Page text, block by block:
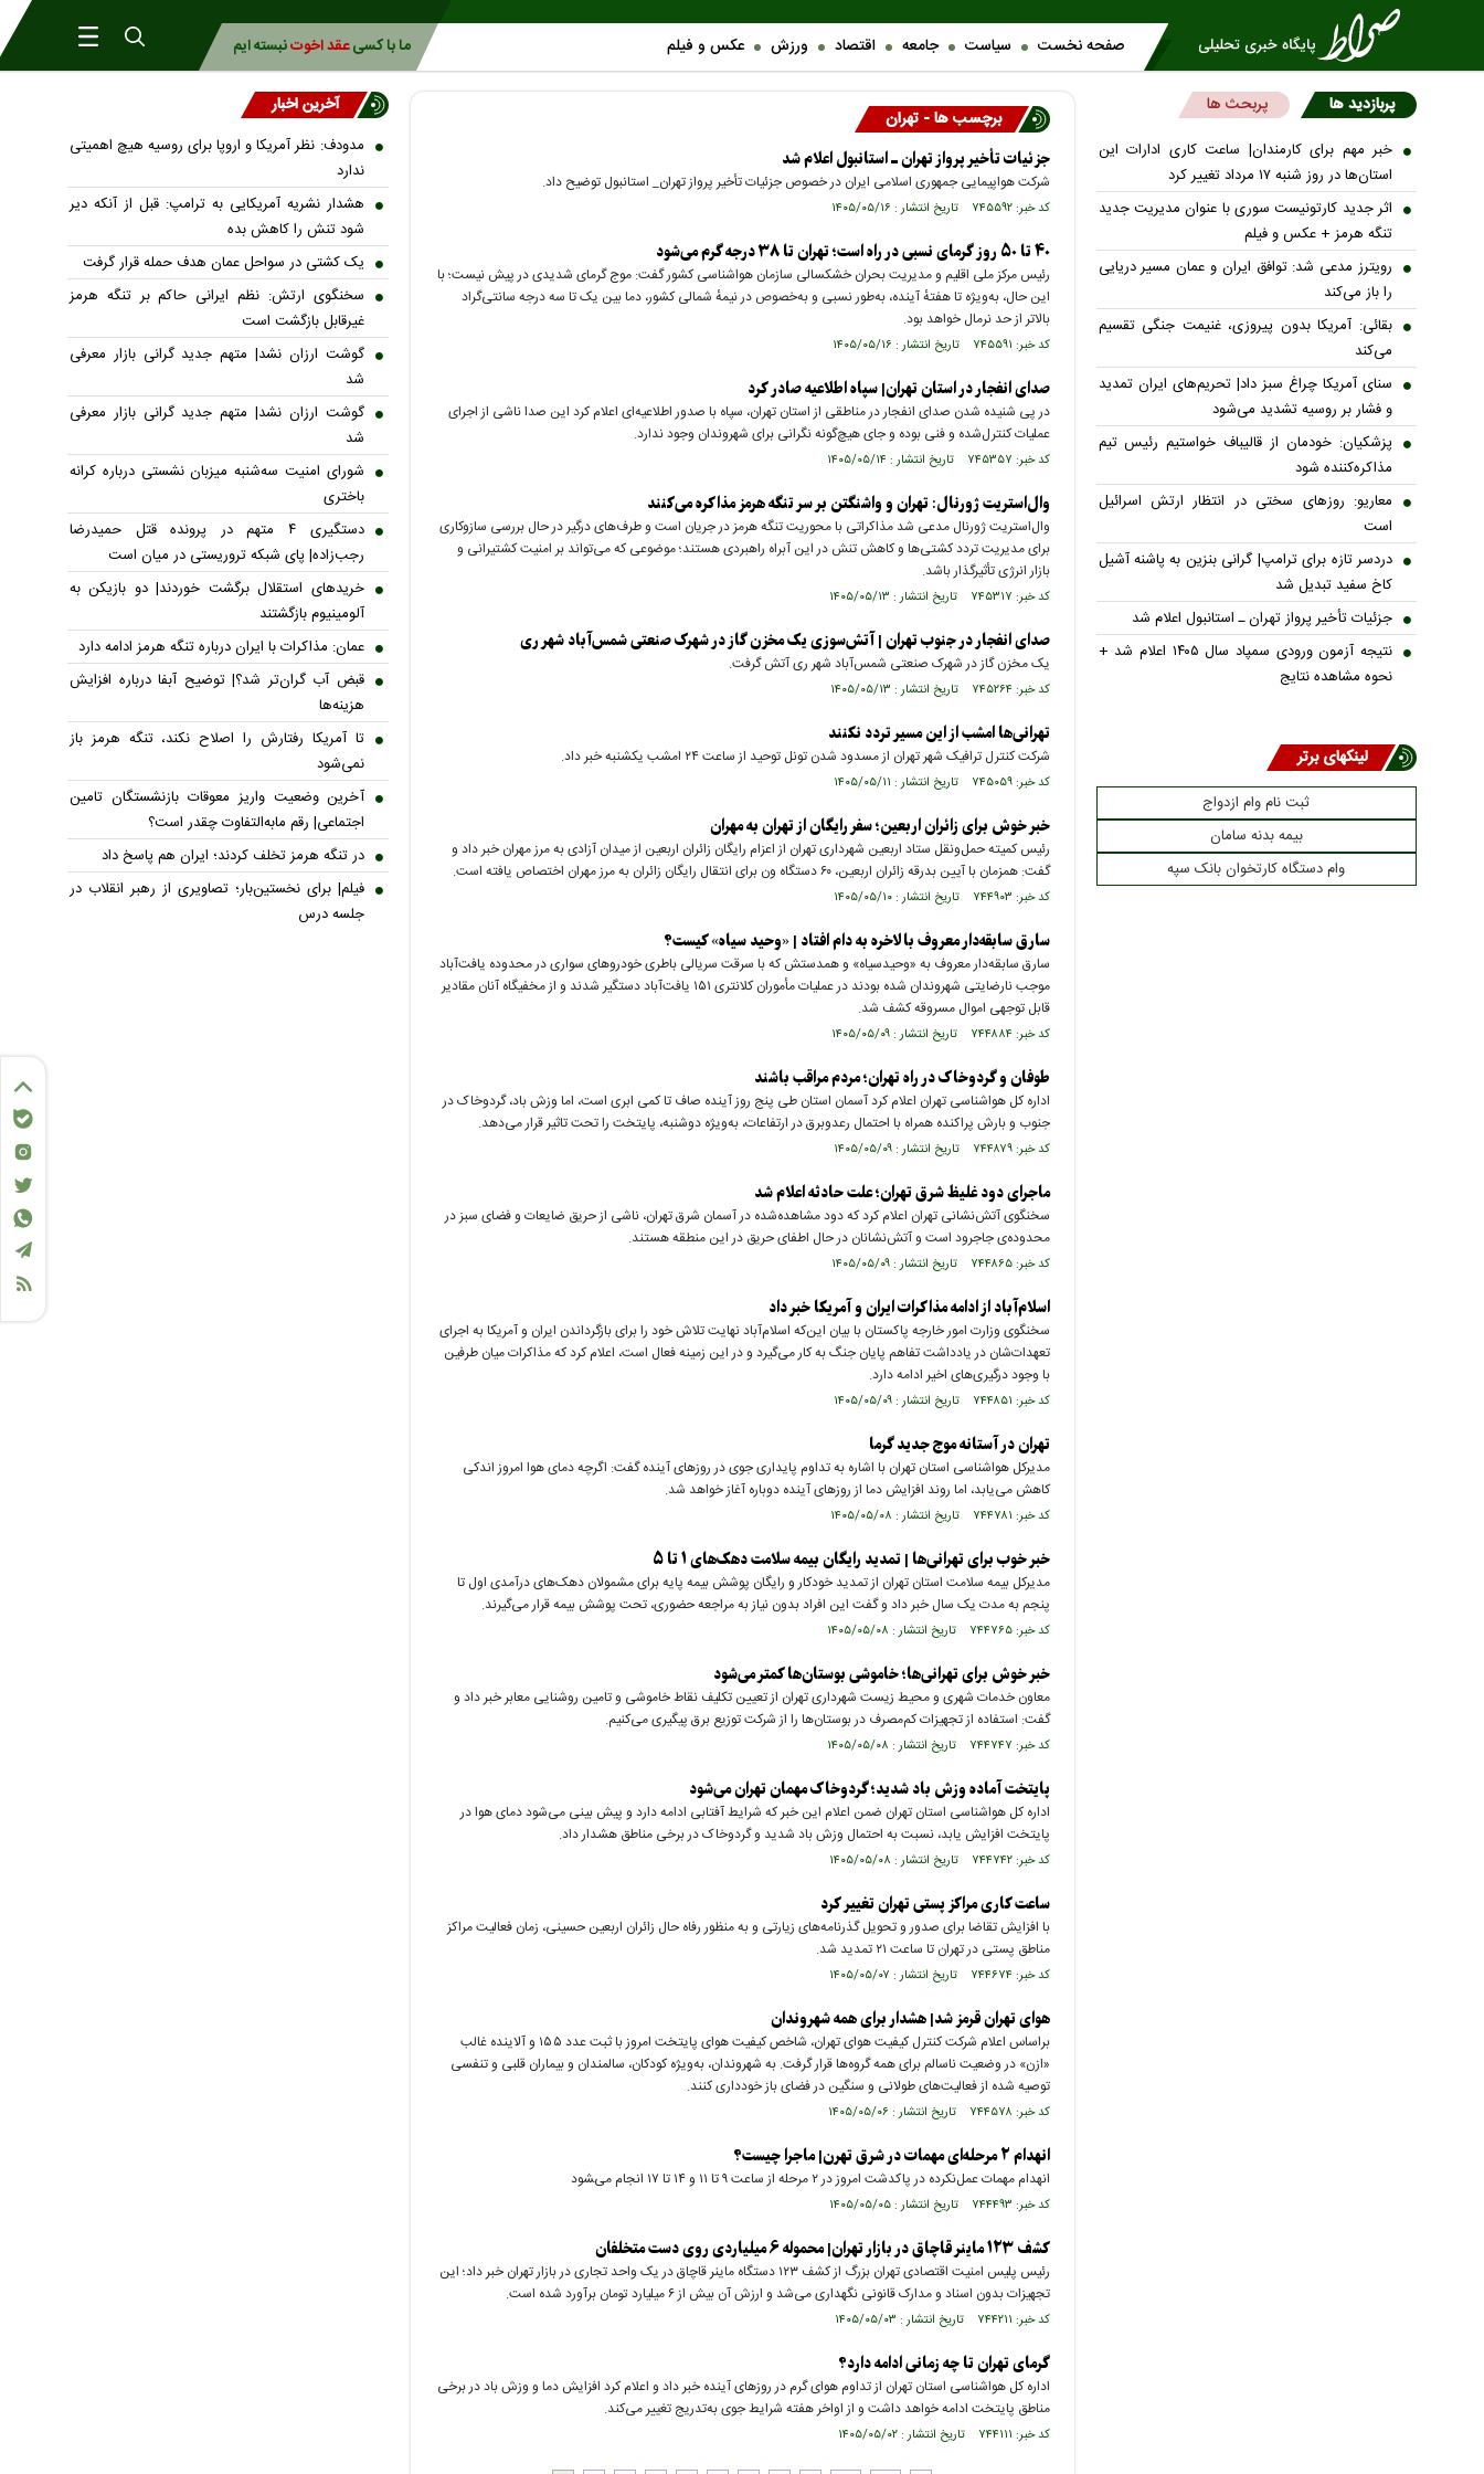
صفحه نخست سیاست جامعه اقتصاد ورزش عکس و فیلم ما با کسیعقد اخوتنبسته ایم
برچسب ها - تهران
جزئیات تأخیر پرواز تهران ـ استانبول اعلام شد
شرکت هواپیمایی جمهوری اسلامی ایران در خصوص جزئیات تأخیر پرواز تهران_ استانبول توضیح داد.
کد خبر: ۷۴۵۵۹۲ تاریخ انتشار : ۱۴۰۵/۰۵/۱۶
۴۰ تا ۵۰ روز گرمای نسبی در راه است؛ تهران تا ۳۸ درجه گرم می‌شود
رئیس مرکز ملی اقلیم و مدیریت بحران خشکسالی سازمان هواشناسی کشور گفت: موج گرمای شدیدی در پیش نیست؛ با
این حال، به‌ویژه تا هفتهٔ آینده، به‌طور نسبی و به‌خصوص در نیمهٔ شمالی کشور، دما بین یک تا سه درجه سانتی‌گراد
بالاتر از حد نرمال خواهد بود.
کد خبر: ۷۴۵۵۹۱ تاریخ انتشار : ۱۴۰۵/۰۵/۱۶
صدای انفجار در استان تهران| سپاه اطلاعیه صادر کرد
در پی شنیده شدن صدای انفجار در مناطقی از استان تهران، سپاه با صدور اطلاعیه‌ای اعلام کرد این صدا ناشی از اجرای
عملیات کنترل‌شده و فنی بوده و جای هیچ‌گونه نگرانی برای شهروندان وجود ندارد.
کد خبر: ۷۴۵۳۵۷ تاریخ انتشار : ۱۴۰۵/۰۵/۱۴
وال‌استریت ژورنال: تهران و واشنگتن بر سر تنگه هرمز مذاکره می‌کنند
وال‌استریت ژورنال مدعی شد مذاکراتی با محوریت تنگه هرمز در جریان است و طرف‌های درگیر در حال بررسی سازوکاری
برای مدیریت تردد کشتی‌ها و کاهش تنش در این آبراه راهبردی هستند؛ موضوعی که می‌تواند بر امنیت کشتیرانی و
بازار انرژی تأثیرگذار باشد.
کد خبر: ۷۴۵۳۱۷ تاریخ انتشار : ۱۴۰۵/۰۵/۱۳
صدای انفجار در جنوب تهران | آتش‌سوزی یک مخزن گاز در شهرک صنعتی شمس‌آباد شهر ری
یک مخزن گاز در شهرک صنعتی شمس‌آباد شهر ری آتش گرفت.
کد خبر: ۷۴۵۲۶۴ تاریخ انتشار : ۱۴۰۵/۰۵/۱۳
تهرانی‌ها امشب از این مسیر تردد نکنند
شرکت کنترل ترافیک شهر تهران از مسدود شدن تونل توحید از ساعت ۲۴ امشب یکشنبه خبر داد.
کد خبر: ۷۴۵۰۵۹ تاریخ انتشار : ۱۴۰۵/۰۵/۱۱
خبر خوش برای زائران اربعین؛ سفر رایگان از تهران به مهران
رئیس کمیته حمل‌ونقل ستاد اربعین شهرداری تهران از اعزام رایگان زائران اربعین از میدان آزادی به مرز مهران خبر داد و
گفت: همزمان با آیین بدرقه زائران اربعین، ۶۰ دستگاه ون برای انتقال رایگان زائران به مرز مهران اختصاص یافته است.
کد خبر: ۷۴۴۹۰۳ تاریخ انتشار : ۱۴۰۵/۰۵/۱۰
سارق سابقه‌دار معروف بالاخره به دام افتاد | «وحید سیاه» کیست؟
سارق سابقه‌دار معروف به «وحیدسیاه» و همدستش که با سرقت سریالی باطری خودرو‌های سواری در محدوده یافت‌آباد
موجب نارضایتی شهروندان شده بودند در عملیات مأموران کلانتری ۱۵۱ یافت‌آباد دستگیر شدند و از مخفیگاه آنان مقادیر
قابل توجهی اموال مسروقه کشف شد.
کد خبر: ۷۴۴۸۸۴ تاریخ انتشار : ۱۴۰۵/۰۵/۰۹
طوفان و گردوخاک در راه تهران؛ مردم مراقب باشند
اداره کل هواشناسی تهران اعلام کرد آسمان استان طی پنج روز آینده صاف تا کمی ابری است، اما وزش باد، گردوخاک در
جنوب و بارش پراکنده همراه با احتمال رعدوبرق در ارتفاعات، به‌ویژه دوشنبه، پایتخت را تحت تاثیر قرار می‌دهد.
کد خبر: ۷۴۴۸۷۹ تاریخ انتشار : ۱۴۰۵/۰۵/۰۹
ماجرای دود غلیظ شرق تهران؛ علت حادثه اعلام شد
سخنگوی آتش‌نشانی تهران اعلام کرد که دود مشاهده‌شده در آسمان شرق تهران، ناشی از حریق ضایعات و فضای سبز در
محدوده‌ی جاجرود است و آتش‌نشانان در حال اطفای حریق در این منطقه هستند.
کد خبر: ۷۴۴۸۶۵ تاریخ انتشار : ۱۴۰۵/۰۵/۰۹
اسلام‌آباد از ادامه مذاکرات ایران و آمریکا خبر داد
سخنگوی وزارت امور خارجه پاکستان با بیان این‌که اسلام‌آباد نهایت تلاش خود را برای بازگرداندن ایران و آمریکا به اجرای
تعهدات‌شان در یادداشت تفاهم پایان جنگ به کار می‌گیرد و در این زمینه فعال است، اعلام کرد که مذاکرات میان طرفین
با وجود درگیری‌های اخیر ادامه دارد.
کد خبر: ۷۴۴۸۵۱ تاریخ انتشار : ۱۴۰۵/۰۵/۰۹
تهران در آستانه موج جدید گرما
مدیرکل هواشناسی استان تهران با اشاره به تداوم پایداری جوی در روزهای آینده گفت: اگرچه دمای هوا امروز اندکی
کاهش می‌یابد، اما روند افزایش دما از روزهای آینده دوباره آغاز خواهد شد.
کد خبر: ۷۴۴۷۸۱ تاریخ انتشار : ۱۴۰۵/۰۵/۰۸
خبر خوب برای تهرانی‌ها | تمدید رایگان بیمه سلامت دهک‌های ۱ تا ۵
مدیرکل بیمه سلامت استان تهران از تمدید خودکار و رایگان پوشش بیمه پایه برای مشمولان دهک‌های درآمدی اول تا
پنجم به مدت یک سال خبر داد و گفت این افراد بدون نیاز به مراجعه حضوری، تحت پوشش بیمه قرار می‌گیرند.
کد خبر: ۷۴۴۷۶۵ تاریخ انتشار : ۱۴۰۵/۰۵/۰۸
خبر خوش برای تهرانی‌ها؛ خاموشی بوستان‌ها کمتر می‌شود
معاون خدمات شهری و محیط زیست شهرداری تهران از تعیین تکلیف نقاط خاموشی و تامین روشنایی معابر خبر داد و
گفت: استفاده از تجهیزات کم‌مصرف در بوستان‌ها را از شرکت توزیع برق پیگیری می‌کنیم.
کد خبر: ۷۴۴۷۴۷ تاریخ انتشار : ۱۴۰۵/۰۵/۰۸
پایتخت آماده وزش باد شدید؛ گردوخاک مهمان تهران می‌شود
اداره کل هواشناسی استان تهران ضمن اعلام این خبر که شرایط آفتابی ادامه دارد و پیش بینی می‌شود دمای هوا در
پایتخت افزایش یابد، نسبت به احتمال وزش باد شدید و گردوخاک در برخی مناطق هشدار داد.
کد خبر: ۷۴۴۷۴۲ تاریخ انتشار : ۱۴۰۵/۰۵/۰۸
ساعت کاری مراکز پستی تهران تغییر کرد
با افزایش تقاضا برای صدور و تحویل گذرنامه‌های زیارتی و به منظور رفاه حال زائران اربعین حسینی، زمان فعالیت مراکز
مناطق پستی در تهران تا ساعت ۲۱ تمدید شد.
کد خبر: ۷۴۴۶۷۴ تاریخ انتشار : ۱۴۰۵/۰۵/۰۷
هوای تهران قرمز شد| هشدار برای همه شهروندان
براساس اعلام شرکت کنترل کیفیت هوای تهران، شاخص کیفیت هوای پایتخت امروز با ثبت عدد ۱۵۵ و آلاینده غالب
«ازن» در وضعیت ناسالم برای همه گروه‌ها قرار گرفت. به شهروندان، به‌ویژه کودکان، سالمندان و بیماران قلبی و تنفسی
توصیه شده از فعالیت‌های طولانی و سنگین در فضای باز خودداری کنند.
کد خبر: ۷۴۴۵۷۸ تاریخ انتشار : ۱۴۰۵/۰۵/۰۶
انهدام ۲ مرحله‌ای مهمات در شرق تهرن| ماجرا چیست؟
انهدام مهمات عمل‌نکرده در پاکدشت امروز در ۲ مرحله از ساعت ۹ تا ۱۱ و ۱۴ تا ۱۷ انجام می‌‍شود
کد خبر: ۷۴۴۴۹۳ تاریخ انتشار : ۱۴۰۵/۰۵/۰۵
کشف ۱۲۳ ماینر قاچاق در بازار تهران| محموله ۶ میلیاردی روی دست متخلفان
رئیس پلیس امنیت اقتصادی تهران بزرگ از کشف ۱۲۳ دستگاه ماینر قاچاق در یک واحد تجاری در بازار تهران خبر داد؛ این
تجهیزات بدون اسناد و مدارک قانونی نگهداری می‌شد و ارزش آن بیش از ۶ میلیارد تومان برآورد شده است.
کد خبر: ۷۴۴۲۱۱ تاریخ انتشار : ۱۴۰۵/۰۵/۰۳
گرمای تهران تا چه زمانی ادامه دارد؟
اداره کل هواشناسی استان تهران از تداوم هوای گرم در روزهای آینده خبر داد و اعلام کرد افزایش دما و وزش باد در برخی
مناطق پایتخت ادامه خواهد داشت و از اواخر هفته شرایط جوی به‌تدریج تغییر می‌کند.
کد خبر: ۷۴۴۱۱۱ تاریخ انتشار : ۱۴۰۵/۰۵/۰۲
پربازدید ها پربحث ها
خبر مهم برای کارمندان| ساعت کاری ادارات این
استان‌ها در روز شنبه ۱۷ مرداد تغییر کرد
اثر جدید کارتونیست سوری با عنوان مدیریت جدید
تنگه هرمز + عکس و فیلم
رویترز مدعی شد: توافق ایران و عمان مسیر دریایی
را باز می‌کند
بقائی: آمریکا بدون پیروزی، غنیمت جنگی تقسیم
می‌کند
سنای آمریکا چراغ سبز داد| تحریم‌های ایران تمدید
و فشار بر روسیه تشدید می‌شود
پزشکیان: خودمان از قالیباف خواستیم رئیس تیم
مذاکره‌کننده شود
معاریو: روزهای سختی در انتظار ارتش اسرائیل
است
دردسر تازه برای ترامپ| گرانی بنزین به پاشنه آشیل
کاخ سفید تبدیل شد
جزئیات تأخیر پرواز تهران ـ استانبول اعلام شد
نتیجه آزمون ورودی سمپاد سال ۱۴۰۵ اعلام شد +
نحوه مشاهده نتایج
لینکهای برتر
ثبت نام وام ازدواج
بیمه بدنه سامان
وام دستگاه کارتخوان بانک سپه
آخرین اخبار
مدودف: نظر آمریکا و اروپا برای روسیه هیچ اهمیتی
ندارد
هشدار نشریه آمریکایی به ترامپ: قبل از آنکه دیر
شود تنش را کاهش بده
یک کشتی در سواحل عمان هدف حمله قرار گرفت
سخنگوی ارتش: نظم ایرانی حاکم بر تنگه هرمز
غیرقابل بازگشت است
گوشت ارزان نشد| متهم جدید گرانی بازار معرفی
شد
گوشت ارزان نشد| متهم جدید گرانی بازار معرفی
شد
شورای امنیت سه‌شنبه میزبان نشستی درباره کرانه
باختری
دستگیری ۴ متهم در پرونده قتل حمیدرضا
رجب‌زاده| پای شبکه تروریستی در میان است
خریدهای استقلال برگشت خوردند| دو بازیکن به
آلومینیوم بازگشتند
عمان: مذاکرات با ایران درباره تنگه هرمز ادامه دارد
قبض آب گران‌تر شد؟| توضیح آبفا درباره افزایش
هزینه‌ها
تا آمریکا رفتارش را اصلاح نکند، تنگه هرمز باز
نمی‌شود
آخرین وضعیت واریز معوقات بازنشستگان تامین
اجتماعی| رقم مابه‌التفاوت چقدر است؟
در تنگه هرمز تخلف کردند؛ ایران هم پاسخ داد
فیلم| برای نخستین‌بار؛ تصاویری از رهبر انقلاب در
جلسه درس